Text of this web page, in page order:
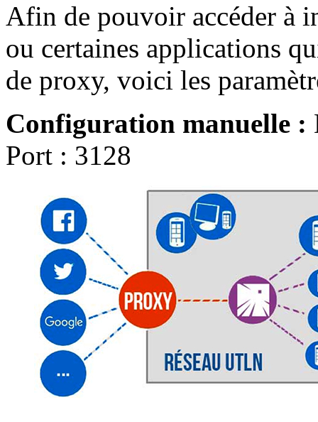
Afin de pouvoir accéder à
ou certaines applications
de proxy, voici les
Configuration manuelle :
Port : 3128